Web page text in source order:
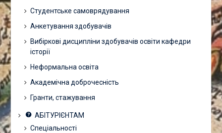
Студентське самоврядування
Анкетування здобувачів
Вибіркові дисципліни здобувачів освіти кафедри
історії
Неформальна освіта
Академічна доброчесність
Гранти, стажування
АБІТУРІЄНТАМ
Спеціальності